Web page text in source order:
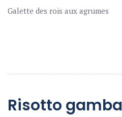
Galette des rois aux agrumes
Risotto